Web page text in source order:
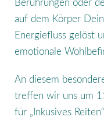
Berührungen oder
auf dem Körper
Energiefluss gelöst
emotionale
An diesem
treffen wir uns um
für „Inkusives